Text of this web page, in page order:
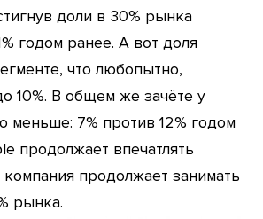
доли в 30% рынка
годом ранее. А вот доля
что любопытно,
10%. В общем же зачёте у
меньше: 7% против 12% годом
продолжает впечатлять
компания продолжает занимать
рынка.